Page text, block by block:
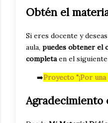
Obtén el
Si eres docente y
aula, puedes obtener el
completaen el siguiente
➡️Proyecto "¡Por
Agradecimiento